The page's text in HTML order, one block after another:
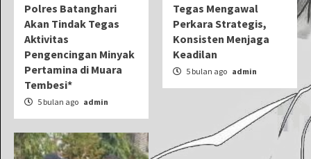
Polres Batanghari
Akan Tindak Tegas
Aktivitas
Pengencingan Minyak
Pertamina di Muara
Tembesi*
5 bulan ago admin
Tegas Mengawal
Perkara Strategis,
Konsisten Menjaga
Keadilan
5 bulan ago admin